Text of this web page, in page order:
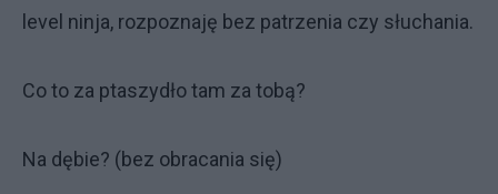
level ninja, rozpoznaję bez patrzenia czy słuchania.
Co to za ptaszydło tam za tobą?
Na dębie? (bez obracania się)